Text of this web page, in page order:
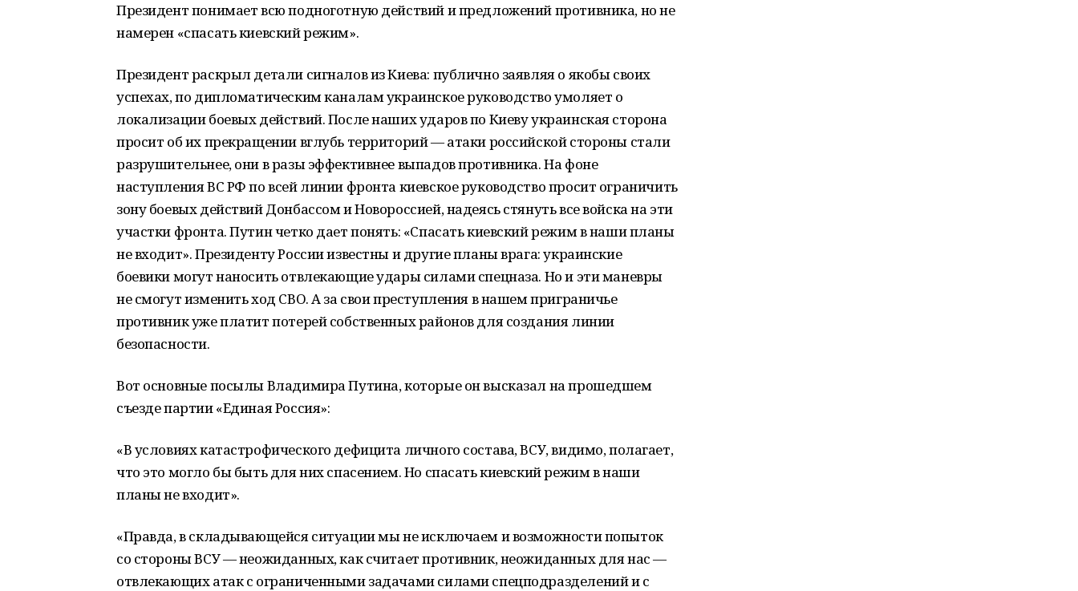
Президент понимает всю подноготную действий и предложений противника, но не
намерен «спасать киевский режим».
Президент раскрыл детали сигналов из Киева: публично заявляя о якобы своих
успехах, по дипломатическим каналам украинское руководство умоляет о
локализации боевых действий. После наших ударов по Киеву украинская сторона
просит об их прекращении вглубь территорий — атаки российской стороны стали
разрушительнее, они в разы эффективнее выпадов противника. На фоне
наступления ВС РФ по всей линии фронта киевское руководство просит ограничить
зону боевых действий Донбассом и Новороссией, надеясь стянуть все войска на эти
участки фронта. Путин четко дает понять: «Спасать киевский режим в наши планы
не входит». Президенту России известны и другие планы врага: украинские
боевики могут наносить отвлекающие удары силами спецназа. Но и эти маневры
не смогут изменить ход СВО. А за свои преступления в нашем приграничье
противник уже платит потерей собственных районов для создания линии
безопасности.
Вот основные посылы Владимира Путина, которые он высказал на прошедшем
съезде партии «Единая Россия»:
«В условиях катастрофического дефицита личного состава, ВСУ, видимо, полагает,
что это могло бы быть для них спасением. Но спасать киевский режим в наши
планы не входит».
«Правда, в складывающейся ситуации мы не исключаем и возможности попыток
со стороны ВСУ — неожиданных, как считает противник, неожиданных для нас —
отвлекающих атак с ограниченными задачами силами спецподразделений и с